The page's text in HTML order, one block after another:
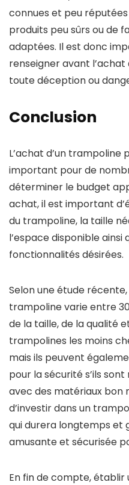
connues et peu
produits peu sûrs ou de
adaptées. Il est donc
renseigner avant
toute déception ou
Conclusion
L’achat d’un
important pour de
déterminer le budget
achat, il est important
du trampoline, la taille
l’espace disponible ainsi
fonctionnalités désirées.
Selon une étude
trampoline varie entre
de la taille, de la qualité
trampolines les moins
mais ils peuvent
pour la sécurité s’ils
avec des matériaux bon
d’investir dans un
qui durera longtemps et
amusante et sécurisée
En fin de compte,